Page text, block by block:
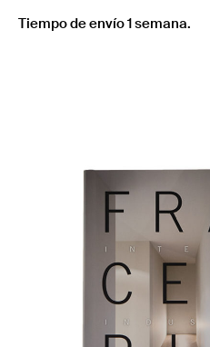
Tiempo de envío 1 semana.